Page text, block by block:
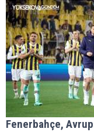
Fenerbahçe,